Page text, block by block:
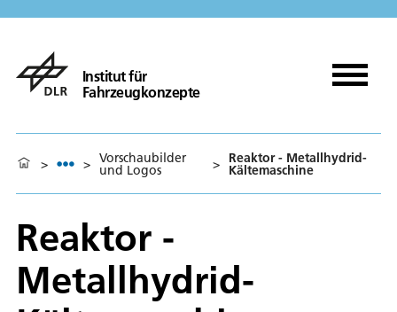
Institut für
Fahrzeugkonzepte
> > Vorschaubilder
und Logos > Reaktor - Metallhydrid-
Kältemaschine
Reaktor -
Metallhydrid-